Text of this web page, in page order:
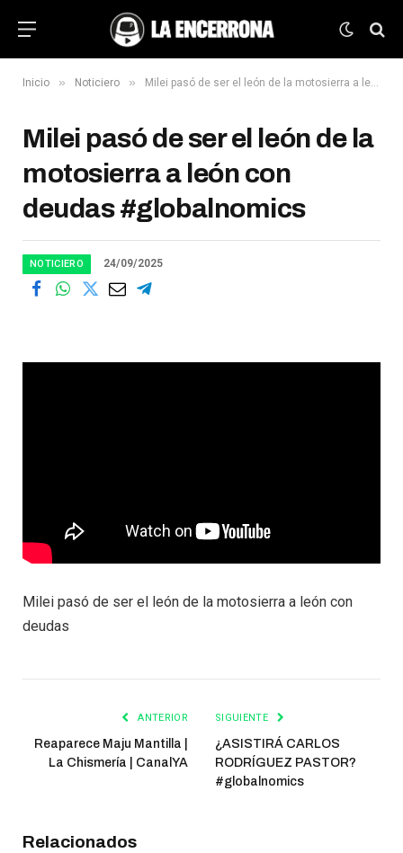
Inicio » Noticiero » Milei pasó de ser el león de la motosierra a león con deudas #globalnomics
Milei pasó de ser el león de la
motosierra a león con
deudas #globalnomics
NOTICIERO 24/09/2025
Milei pasó de ser el león de la motosierra a león con
deudas
ANTERIOR
Reaparece Maju Mantilla |
La Chismería | CanalYA
SIGUIENTE
¿ASISTIRÁ CARLOS
RODRÍGUEZ PASTOR?
#globalnomics
Relacionados